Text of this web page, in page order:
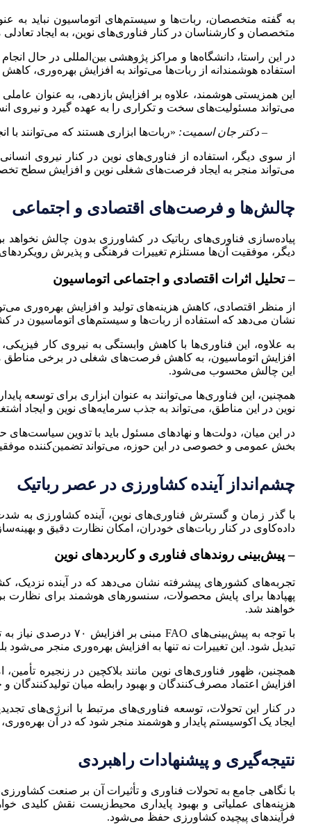
به گفته متخصصان، ربات‌ها و سیستم‌های اتوماسیون نباید به
متخصصان و کارشناسان در کنار فناوری‌های نوین، به ایجاد
در این راستا، دانشگاه‌ها و مراکز پژوهشی بین‌المللی در حال
استفاده هوشمندانه از ربات‌ها می‌تواند به افزایش بهره‌وری،
این همزیستی هوشمند، علاوه بر افزایش بازدهی، به عنوان
می‌تواند مسئولیت‌های سخت و تکراری را به عهده گیرد و نیروی
– دکتر جان اسمیت: «ربات‌ها ابزاری هستند که می‌توانند با
از سوی دیگر، استفاده از فناوری‌های نوین در کنار نیروی
می‌تواند منجر به ایجاد فرصت‌های شغلی نوین و افزایش سطح
چالش‌ها و فرصت‌های اقتصادی و اجتماعی
پیاده‌سازی فناوری‌های رباتیک در کشاورزی بدون چالش
دیگر، موفقیت آن‌ها مستلزم تغییرات فرهنگی و پذیرش
– تحلیل اثرات اقتصادی و اجتماعی اتوماسیون
نشان می‌دهد که استفاده از ربات‌ها و سیستم‌های اتوماسیون در
به علاوه، این فناوری‌ها با کاهش وابستگی به نیروی کار
افزایش اتوماسیون، به کاهش فرصت‌های شغلی در برخی مناطق
این چالش محسوب می‌شود.
همچنین، این فناوری‌ها می‌توانند به عنوان ابزاری برای توسعه
نوین در این مناطق، می‌تواند به جذب سرمایه‌های نوین و ایجاد
در این میان، دولت‌ها و نهادهای مسئول باید با تدوین
بخش عمومی و خصوصی در این حوزه، می‌تواند تضمین‌کننده
چشم‌انداز آینده کشاورزی در عصر رباتیک
داده‌کاوی در کنار ربات‌های خودران، امکان نظارت دقیق و
– پیش‌بینی روندهای فناوری و کاربردهای نوین
تجربه‌های کشورهای پیشرفته نشان می‌دهد که در آینده
پهپادها برای پایش محصولات، سنسورهای هوشمند برای
خواهند شد.
تبدیل شود. این تغییرات نه تنها به افزایش بهره‌وری منجر
همچنین، ظهور فناوری‌های نوین مانند بلاکچین در زنجیره
افزایش اعتماد مصرف‌کنندگان و بهبود رابطه میان تولیدکنندگان و
در کنار این تحولات، توسعه فناوری‌های مرتبط با انرژی‌های
ایجاد یک اکوسیستم پایدار و هوشمند منجر شود که در آن
نتیجه‌گیری و پیشنهادات راهبردی
با نگاهی جامع به تحولات فناوری و تأثیرات آن بر صنعت
هزینه‌های عملیاتی و بهبود پایداری محیط‌زیست نقش کلیدی
فرآیندهای پیچیده کشاورزی حفظ می‌شود.